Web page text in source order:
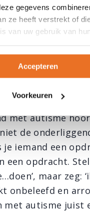
gegevens
ze heeft verstrekt of
van uw gebruik van
Accepteren
Voorkeuren
te leren.
die met
van
en
en enkele tips
is misschien wel:
met autisme
de
je iemand een
een opdracht.
maar zeg:
onbeleefd en
met autisme juist